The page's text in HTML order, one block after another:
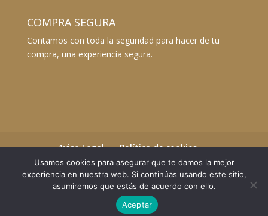
COMPRA SEGURA
Contamos con toda la seguridad para hacer de tu
compra, una experiencia segura.
Aviso Legal
Política de cookies
Términos y Condiciones
Envíos y devoluciones
©2023 Essential Beauty Salon
Usamos cookies para asegurar que te damos la mejor
experiencia en nuestra web. Si continúas usando este sitio,
asumiremos que estás de acuerdo con ello.
Aceptar